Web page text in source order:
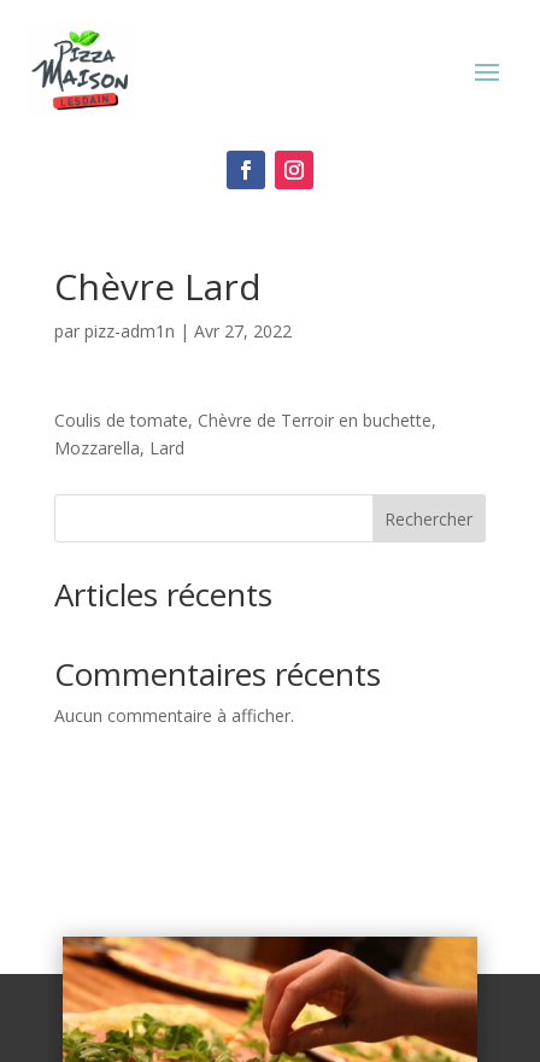
Chèvre Lard
par pizz-adm1n | Avr 27, 2022
Coulis de tomate, Chèvre de Terroir en buchette,
Mozzarella, Lard
Rechercher
Articles récents
Commentaires récents
Aucun commentaire à afficher.